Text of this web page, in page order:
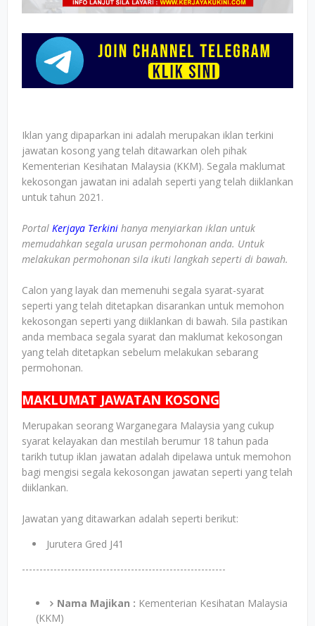
Iklan yang dipaparkan ini adalah merupakan iklan terkini
jawatan kosong yang telah ditawarkan oleh pihak
Kementerian Kesihatan Malaysia (KKM). Segala maklumat
kekosongan jawatan ini adalah seperti yang telah diiklankan
untuk tahun 2021.
Portal Kerjaya Terkini hanya menyiarkan iklan untuk
memudahkan segala urusan permohonan anda. Untuk
melakukan permohonan sila ikuti langkah seperti di bawah.
Calon yang layak dan memenuhi segala syarat-syarat
seperti yang telah ditetapkan disarankan untuk memohon
kekosongan seperti yang diiklankan di bawah. Sila pastikan
anda membaca segala syarat dan maklumat kekosongan
yang telah ditetapkan sebelum melakukan sebarang
permohonan.
MAKLUMAT JAWATAN KOSONG
Merupakan seorang Warganegara Malaysia yang cukup
syarat kelayakan dan mestilah berumur 18 tahun pada
tarikh tutup iklan jawatan adalah dipelawa untuk memohon
bagi mengisi segala kekosongan jawatan seperti yang telah
diiklankan.
Jawatan yang ditawarkan adalah seperti berikut:
Jurutera Gred J41
----------------------------------------------------------
Nama Majikan : Kementerian Kesihatan Malaysia
(KKM)